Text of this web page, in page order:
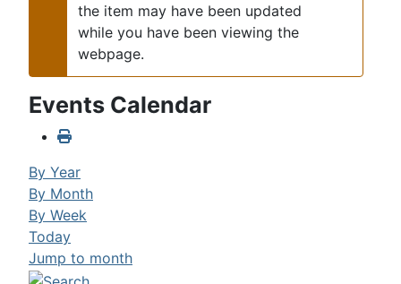
Warnung
the item may have been updated
while you have been viewing the
webpage.
Events Calendar
By Year
By Month
By Week
Today
Jump to month